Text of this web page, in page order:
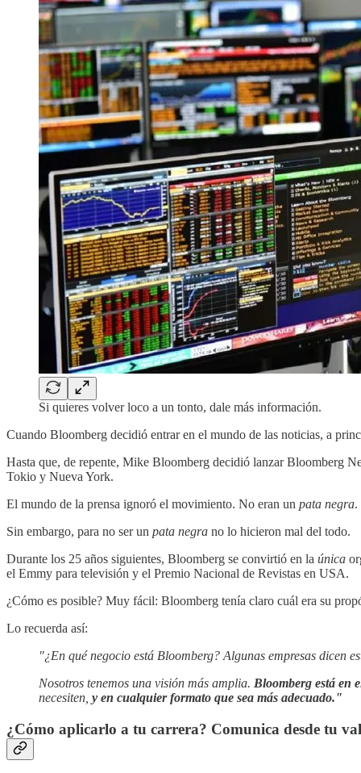
Si quieres volver loco a un tonto, dale más información.
Cuando Bloomberg decidió entrar en el mundo de las noticias, a
Hasta que, de repente, Mike Bloomberg decidió lanzar Bloomberg
Tokio y Nueva York.
El mundo de la prensa ignoró el movimiento. No eran un pata negra.
Sin embargo, para no ser un pata negra no lo hicieron mal del todo.
Durante los 25 años siguientes, Bloomberg se convirtió en la única
el Emmy para televisión y el Premio Nacional de Revistas en USA.
¿Cómo es posible? Muy fácil: Bloomberg tenía claro cuál era su
Lo recuerda así:
"¿En qué negocio está Bloomberg? Algunas empresas dicen
Nosotros tenemos una visión más amplia. Bloomberg está en
necesiten, y en cualquier formato que sea más adecuado."
¿Cómo aplicarlo a tu carrera? Comunica desde tu